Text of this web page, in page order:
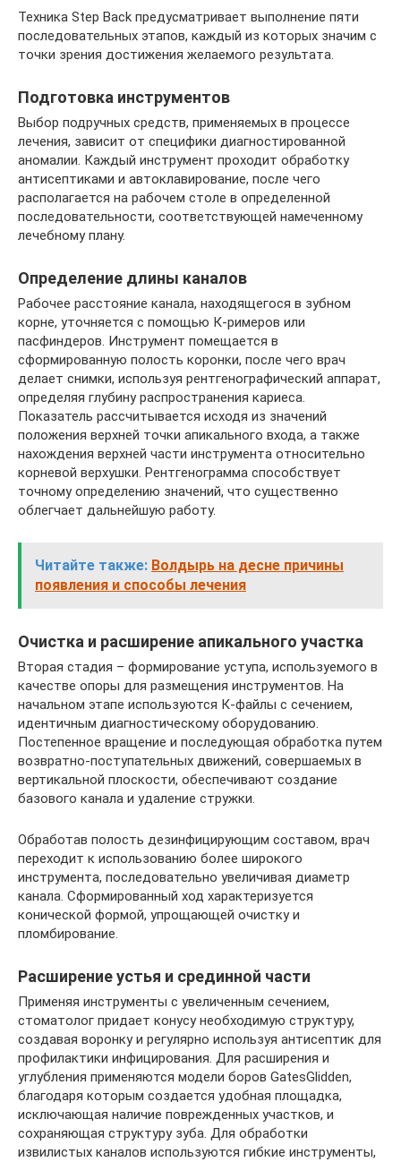
Техника Step Back предусматривает выполнение пяти
последовательных этапов, каждый из которых значим с
точки зрения достижения желаемого результата.
Подготовка инструментов
Выбор подручных средств, применяемых в процессе
лечения, зависит от специфики диагностированной
аномалии. Каждый инструмент проходит обработку
антисептиками и автоклавирование, после чего
располагается на рабочем столе в определенной
последовательности, соответствующей намеченному
лечебному плану.
Определение длины каналов
Рабочее расстояние канала, находящегося в зубном
корне, уточняется с помощью К-римеров или
пасфиндеров. Инструмент помещается в
сформированную полость коронки, после чего врач
делает снимки, используя рентгенографический аппарат,
определяя глубину распространения кариеса.
Показатель рассчитывается исходя из значений
положения верхней точки апикального входа, а также
нахождения верхней части инструмента относительно
корневой верхушки. Рентгенограмма способствует
точному определению значений, что существенно
облегчает дальнейшую работу.
Читайте также: Волдырь на десне причины
появления и способы лечения
Очистка и расширение апикального участка
Вторая стадия – формирование уступа, используемого в
качестве опоры для размещения инструментов. На
начальном этапе используются К-файлы с сечением,
идентичным диагностическому оборудованию.
Постепенное вращение и последующая обработка путем
возвратно-поступательных движений, совершаемых в
вертикальной плоскости, обеспечивают создание
базового канала и удаление стружки.
Обработав полость дезинфицирующим составом, врач
переходит к использованию более широкого
инструмента, последовательно увеличивая диаметр
канала. Сформированный ход характеризуется
конической формой, упрощающей очистку и
пломбирование.
Расширение устья и срединной части
Применяя инструменты с увеличенным сечением,
стоматолог придает конусу необходимую структуру,
создавая воронку и регулярно используя антисептик для
профилактики инфицирования. Для расширения и
углубления применяются модели боров GatesGlidden,
благодаря которым создается удобная площадка,
исключающая наличие поврежденных участков, и
сохраняющая структуру зуба. Для обработки
извилистых каналов используются гибкие инструменты,